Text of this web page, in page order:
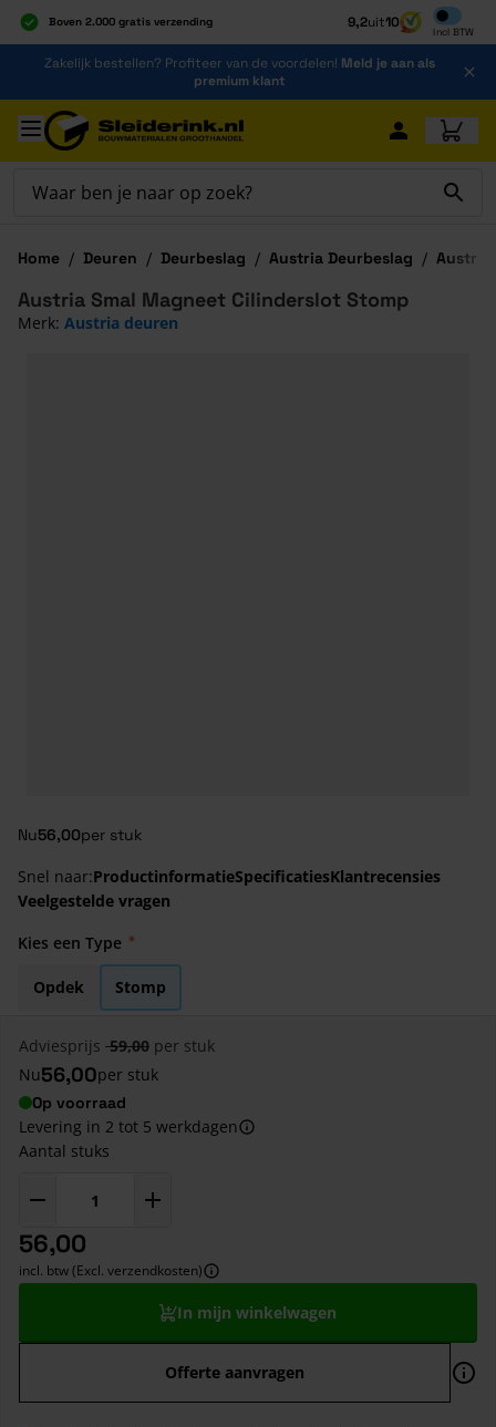
Boven 2.000 gratis verzending
Al 40 jaar dé specialist
Alles onder één dak
9,2uit10
Incl BTW
Inclusief
Ga naar de inhoud
Zakelijk bestellen? Profiteer van de voordelen! Meld je aan als
premium klant
Ga naar hoofdinhoud
Home / Deuren / Deurbeslag / Austria Deurbeslag / Austria
Nu56,00per stuk
Austria Smal Magneet Cilinderslot Stomp
Merk: Austria deuren
Snel naar:ProductinformatieSpecificatiesKlantrecensies
Veelgestelde vragen
Kies een Type
Opdek Stomp
Adviesprijs 59,00 per stuk
Nu56,00per stuk
Op voorraad
Levering in 2 tot 5 werkdagen
Aantal stuks
56,00
incl. btw (Excl. verzendkosten)
In mijn winkelwagen
Offerte aanvragen